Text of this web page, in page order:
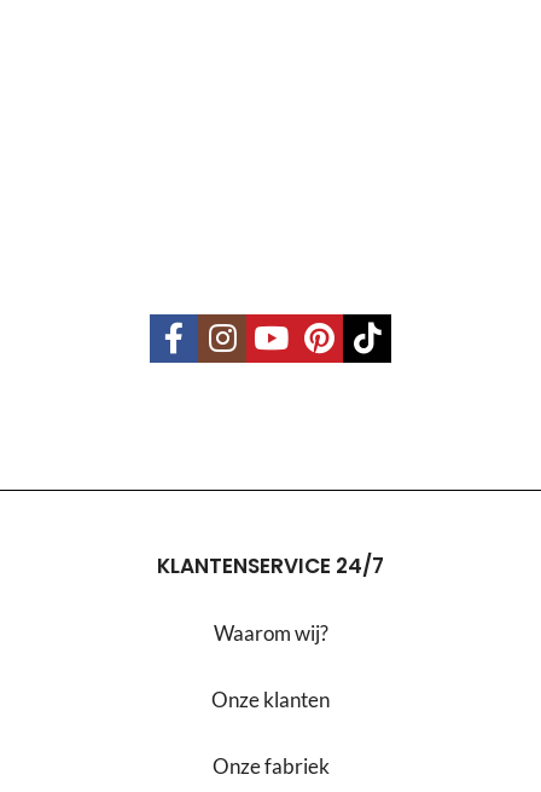
KLANTENSERVICE 24/7
Waarom wij?
Onze klanten
Onze fabriek